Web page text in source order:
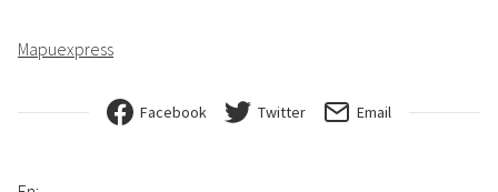
Mapuexpress
Facebook Twitter Email